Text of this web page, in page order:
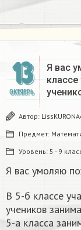
13
ОКТЯБРЬ
Я вас
классе
Автор:
Предмет:
Уровень: 5 - 9
Я вас умоляю
В 5-б классе
учеников
5-а класса